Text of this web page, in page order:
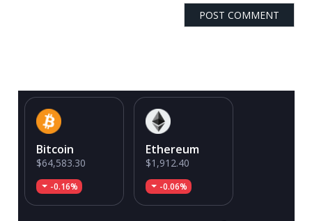
Bitcoin
$64,583.30
-0.16%
Ethereum
$1,912.40
-0.06%